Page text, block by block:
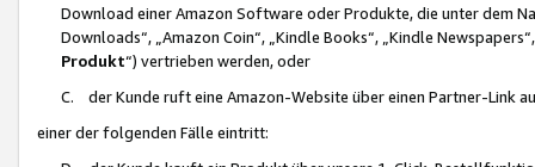
Download einer Amazon Software oder Produkte, die unter dem
Downloads“, „Amazon Coin“, „Kindle Books“, „Kindle
Produkt“) vertrieben werden, oder
C. der Kunde ruft eine Amazon-Website über einen Partner-Link
einer der folgenden Fälle eintritt: